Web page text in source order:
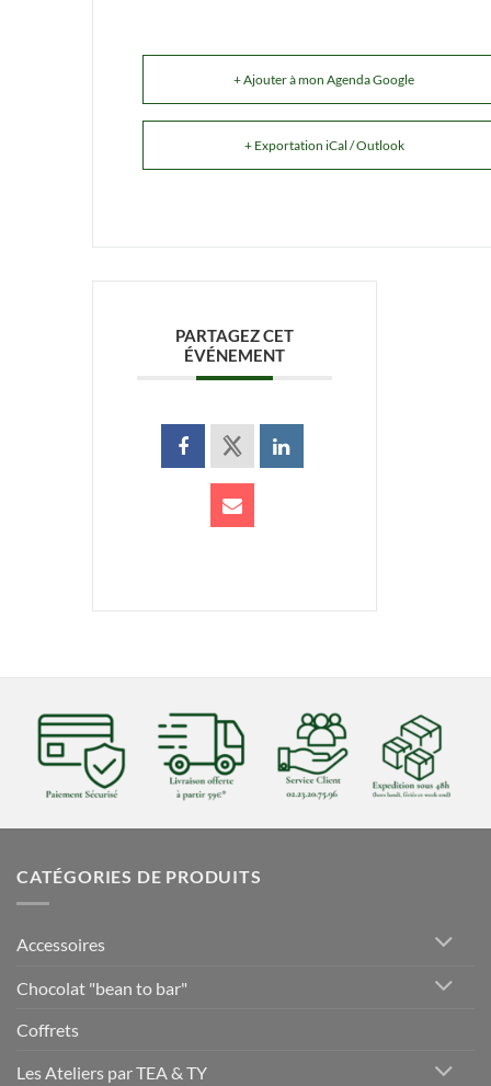
+ Ajouter à mon Agenda Google
+ Exportation iCal / Outlook
PARTAGEZ CET
ÉVÉNEMENT
CATÉGORIES DE PRODUITS
Accessoires
Chocolat "bean to bar"
Coffrets
Les Ateliers par TEA & TY